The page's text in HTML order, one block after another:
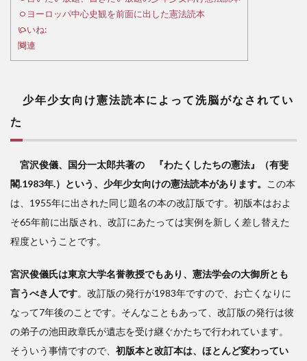
本に
て洗
脳が
いた
い放
たい
放題
の少
年少
け憲
法読
3
ヨ
ヨーロッパ中心史観を前面に出した憲法読本
いいね:
関連
少年少女向け憲法読本によって洗脳がなされてい
た
宮沢俊儀、国分一太郎共著の 『わたくしたちの憲法』（有斐
閣.1983年.）という、少年少女向けの憲法読本があります。
この本
は、1955年に出された同じ題名の本の改訂版です。初版本はおよ
そ65年前に出版され、改訂にあたっては実例を新しく差し替えた
程度ということです。
宮沢俊儀氏は東京大学名誉教授でもあり、憲法学会の大御所とも
言うべき人です。改訂版の発行が1983年ですので、お亡くなりに
なって7年後のことです。そんなこともあって、改訂版の発行は彼
の弟子の池田政章氏が遺志を受け継ぐかたちで行われています。
そういう事情ですので、 初版本と改訂本は、ほとんど変わってい